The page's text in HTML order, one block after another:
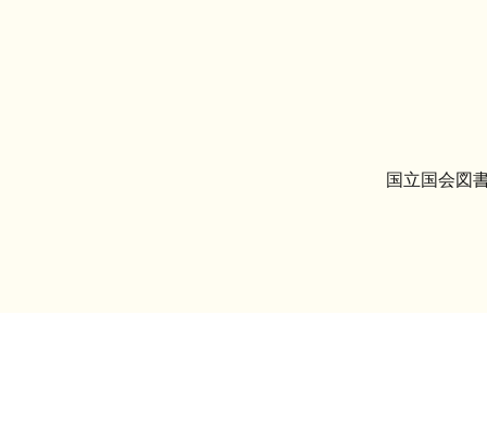
国立国会図